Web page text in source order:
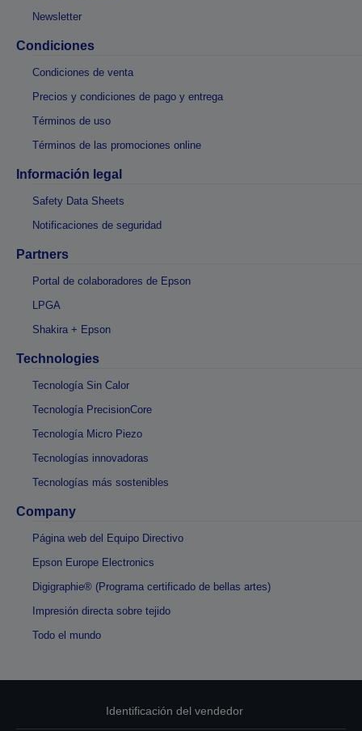
Newsletter
Condiciones
Condiciones de venta
Precios y condiciones de pago y entrega
Términos de uso
Términos de las promociones online
Información legal
Safety Data Sheets
Notificaciones de seguridad
Partners
Portal de colaboradores de Epson
LPGA
Shakira + Epson
Technologies
Tecnología Sin Calor
Tecnología PrecisionCore
Tecnología Micro Piezo
Tecnologías innovadoras
Tecnologías más sostenibles
Company
Página web del Equipo Directivo
Epson Europe Electronics
Digigraphie® (Programa certificado de bellas artes)
Impresión directa sobre tejido
Todo el mundo
Identificación del vendedor